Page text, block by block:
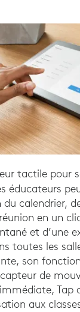
tactile pour
éducateurs
calendrier,
en un
et d’une
toutes les
son
de
Tap
aux